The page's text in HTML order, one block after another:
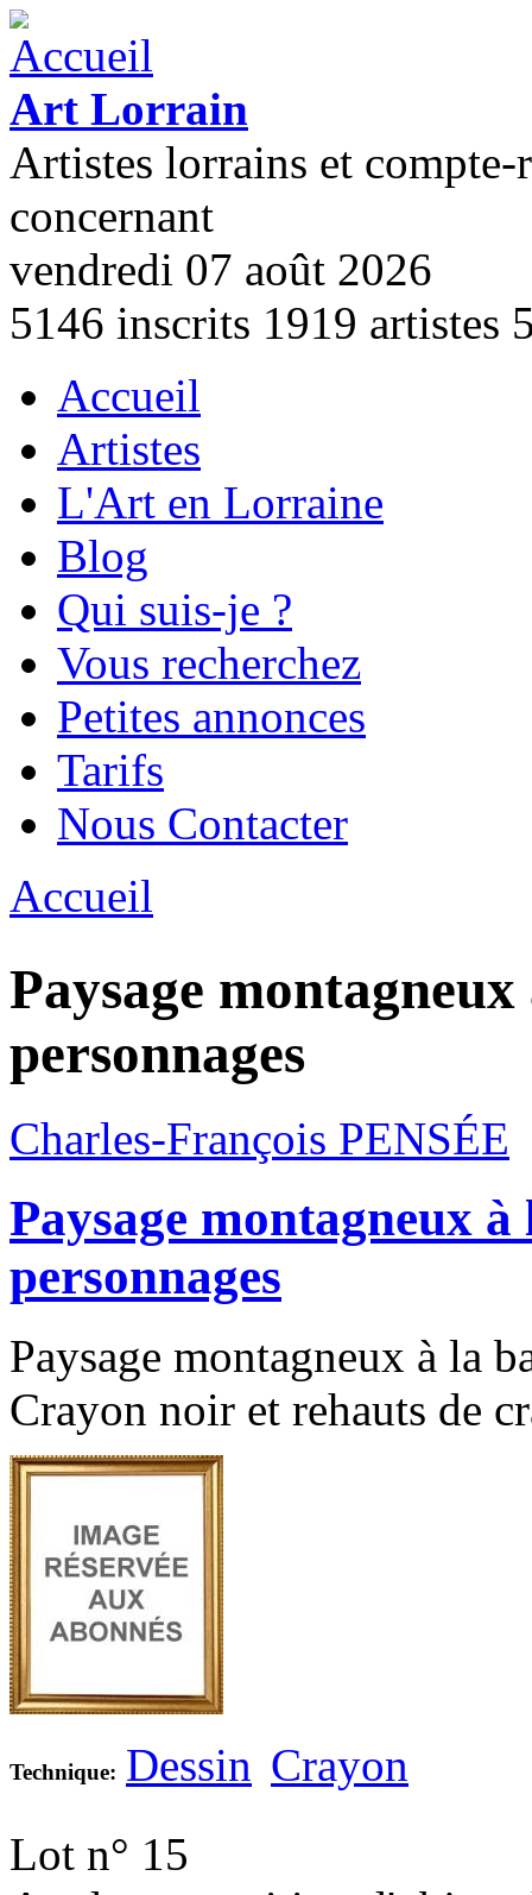
Aller au contenu principal
Art Lorrain
Artistes lorrains et compte-
concernant
vendredi 07 août 2026
5146 inscrits 1919 artistes
Menu principal
Accueil
Artistes
L'Art en Lorraine
Blog
Qui suis-je ?
Vous recherchez
Petites annonces
Tarifs
Nous Contacter
Vous êtes ici
Accueil
Paysage
personnages
Charles-François PENSÉE
Paysage montagneux
personnages
Paysage montagneux à la
Crayon noir et rehauts de
Technique: Dessin Crayon
Lot n° 15